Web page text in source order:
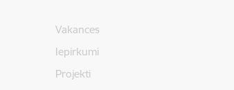
Vakances
Iepirkumi
Projekti